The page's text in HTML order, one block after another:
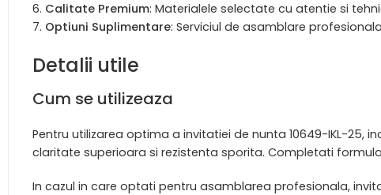
Calitate Premium: Materialele selectate cu atentie si
Optiuni Suplimentare: Serviciul de asamblare
Detalii utile
Cum se utilizeaza
Pentru utilizarea optima a invitatiei de nunta 10649-IKL-25,
claritate superioara si rezistenta sporita. Completati
In cazul in care optati pentru asamblarea profesionala,